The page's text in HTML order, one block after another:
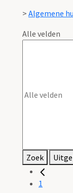
> Algemene
Alle velden
Zoek
1